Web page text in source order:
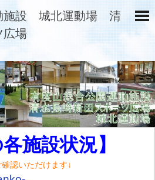
施設 城北運動場 清
広場
施設状況】
認いただけます↓